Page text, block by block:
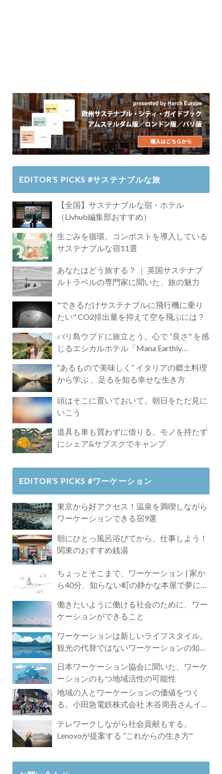
EDITOR’S PICKS #サステナブルな旅
【全国】サステナブルな宿・ホテル
（Livhub編集部おすすめ）
生ごみを循環。コンポストを導入している
サステナブルな宿11選
あなたはどう旅する？ ｜ 英国サステナブ
ルトラベルの専門家に聞いた、旅の魅力
"できるだけサステナブルに飛行機に乗り
たい" CO2排出量を抑えて空を飛ぶには？
バリ島ウブドに旅立とう。心で ”良さ" を感
じるエシカルホテル「Mana Earthly
“あるもので美味しく” イタリアの郷土料理
から学ぶ 、足るを知る幸せな生き方
頭はそこに置いておいて。朝日をただ見に
いこう
道具も車も買わずに借りる。モノを持たず
にシェア&サブスクでキャンプ
EDITOR’S PICKS #ワーケーション
東京から好アクセス！温泉を満喫しながら
ワーケーションできる宿9選
朝にひとっ風呂浴びてから、仕事しよう！
関東のおすすめ銭湯
ちょっとそこまで、ワーケーション | 家か
ら40分、知らない町の静かな本屋で夢に近
働きたいように働ける社会のために、ワー
ケーションができること
ワーケーションは新しいライフスタイル。
観光の代替ではないワーケーションの知ら
日本ワーケーション協会に聞いた、ワーケ
ーションのもつ地域活性の可能性
地域の人とワーケーションの価値をつく
る。小田急電鉄株式会社 木谷周吾さんイン
テレワークしながら社会貢献もする。
Lenovoが提案する ”これからの生き方"